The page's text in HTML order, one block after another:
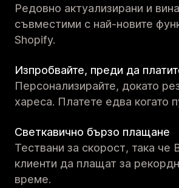
Редовно актуализирани и
съвместими с най-новите
Shopify.
Изпробвайте, преди да
Персонализирайте, докато
хареса. Платете едва когато
Светкавично бързо плащане
Тествани за скорост, така че
клиенти да плащат за
време.